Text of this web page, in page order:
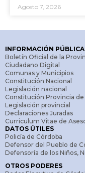
Agosto 7, 2026
INFORMACIÓN PÚBLICA
Boletín Oficial de la
Ciudadano Digital
Comunas y Municipios
Constitución Nacional
Legislación nacional
Constitución Provincia de
Legislación provincial
Declaraciones Juradas
Curriculum Vitae de
DATOS ÚTILES
Policía de Córdoba
Defensor del Pueblo de
Defensoría de los Niños,
OTROS PODERES